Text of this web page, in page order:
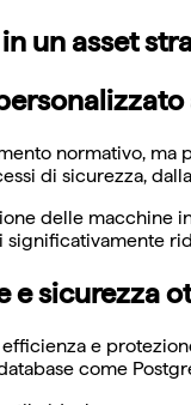
un asset
normativo,
di sicurezza,
delle macchine
e sicurezza
e
come